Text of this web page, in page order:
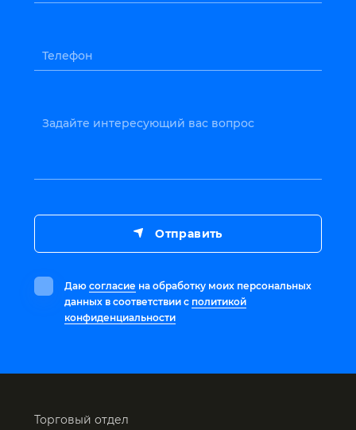
Телефон
Задайте интересующий вас вопрос
Даю согласие на обработку моих персональных
данных в соответствии с политикой
конфиденциальности
Отправить
Торговый отдел